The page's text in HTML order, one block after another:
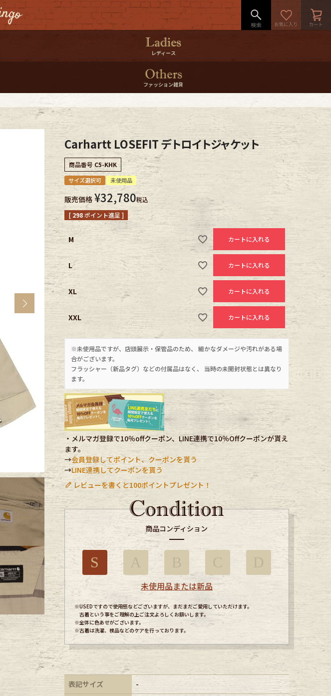
レディース
ファッション雑貨
Next
Carhartt LOSEFIT デトロイトジャケット
商品番号 C5-KHK
サイズ選択可 未使用品
販売価格 ¥32,780税込
[ 298ポイント進呈 ]
M カートに入れる
L カートに入れる
XL カートに入れる
XXL カートに入れる
※未使用品ですが、店頭展示・保管品のため、 細かなダメージや汚れがある場
合がございます。
フラッシャー（新品タグ）などの付属品はなく、 当時の未開封状態とは異なり
ます。
・メルマガ登録で10％offクーポン、LINE連携で10％Offクーポンが貰え
ます。
→会員登録してポイント、クーポンを貰う
→LINE連携してクーポンを貰う
レビューを書くと100ポイントプレゼント！
商品コンディション
S
未使用品または新品
※USEDですので使用感などございますが、まだまだご愛用していただけます。
古着という事をご理解の上ご注文よろしくお願いします。
※全体に色あせがございます。
※古着は洗濯、検品などのケアを行っております。
表記サイズ
-